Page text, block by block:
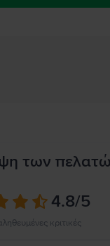
των
4.8/5
κριτικές